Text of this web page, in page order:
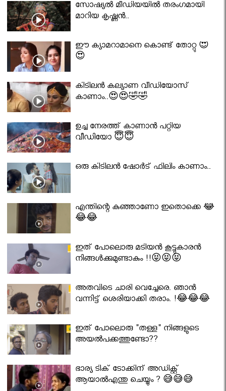
സോഷ്യൽ മീഡിയയിൽ തരംഗമായി
മാറിയ കൃഷ്ണൻ..
ഈ ക്യാമറാമാനെ കൊണ്ട് തോറ്റു 😍
😍
കിടിലൻ കല്യാണ വീഡിയോസ്
കാണാം..😍😍🤣🤣
ഉച്ച നേരത്ത് കാണാൻ പറ്റിയ
വീഡിയോ 😇😇
ഒരു കിടിലൻ ഷോർട് ഫിലിം കാണാം..
എന്തിന്റെ കുഞ്ഞാണോ ഇതൊക്കെ 😂
😂😂
ഇത് പോലൊരു മടിയൻ കൂട്ടുകാരൻ
നിങ്ങൾക്കുമുണ്ടാകും !!😝😝😝
അതവിടെ ചാരി വെച്ചേരെ. ഞാൻ
വന്നിട്ട് ശെരിയാക്കി തരാം. !😂😂😂
ഇത് പോലൊരു "തള്ള" നിങ്ങളുടെ
അയല്‍പക്കത്തുണ്ടോ??
ഭാര്യ ടിക് ടോക്കിന് അഡിക്റ്റ്
ആയാൽഎന്തു ചെയ്യും ? 😅😅😅